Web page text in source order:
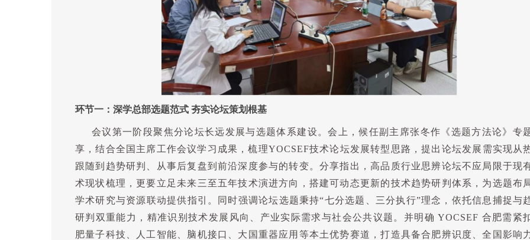
环节一 ： 深学总部选题范式 夯实论坛策划根基
会议第一阶段聚焦分论坛长远发展与选题体系建设。会上，候任副主席张冬作《选题方法论》专
享，结合全国主席工作会议学习成果，梳理YOCSEF技术论坛发展转型思路，提出论坛发展需实现从
跟随到趋势研判、从事后复盘到前沿深度参与的转变。分享指出，高品质行业思辨论坛不应局限于现
术现状梳理，更要立足未来三至五年技术演进方向，搭建可动态更新的技术趋势研判体系，为选题布局
学术研究与资源联动提供指引。同时强调论坛选题秉持“七分选题、三分执行”理念，依托信息捕捉与
研判双重能力，精准识别技术发展风向、产业实际需求与社会公共议题。并明确YOCSEF 合肥需紧
肥量子科技、人工智能、脑机接口、大国重器应用等本土优势赛道，打造具备合肥辨识度、全国影响